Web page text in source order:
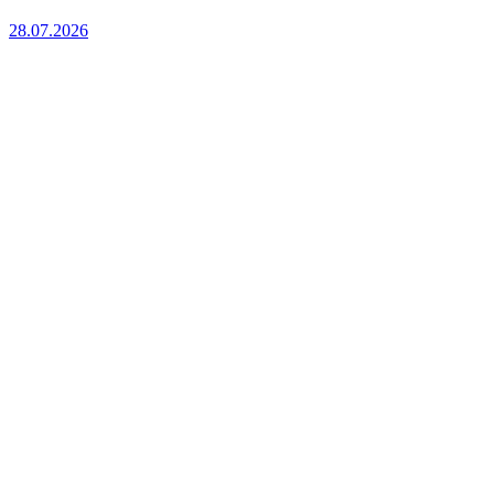
28.07.2026